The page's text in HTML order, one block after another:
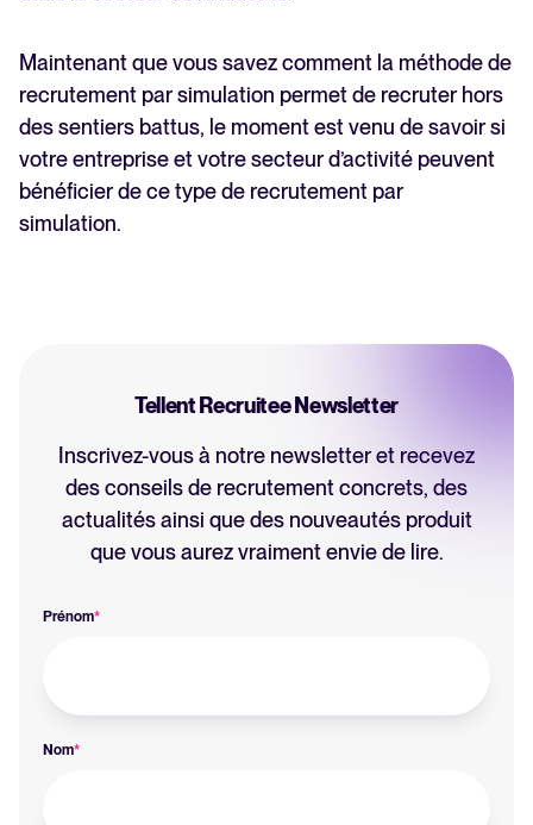
Maintenant que vous savez comment la méthode de
recrutement par simulation permet de recruter hors
des sentiers battus, le moment est venu de savoir si
votre entreprise et votre secteur d’activité peuvent
bénéficier de ce type de recrutement par
simulation.
Tellent Recruitee Newsletter
Inscrivez-vous à notre newsletter et recevez
des conseils de recrutement concrets, des
actualités ainsi que des nouveautés produit
que vous aurez vraiment envie de lire.
Prénom*
Nom*